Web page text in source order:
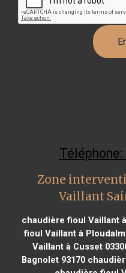
Zone
Vaillant
chaudière fioul Vaillant
fioul Vaillant à
Vaillant à Cusset
Bagnolet 93170